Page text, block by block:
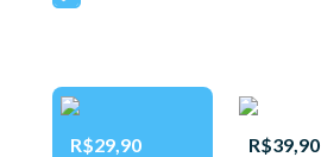
R$29,90
R$39,90